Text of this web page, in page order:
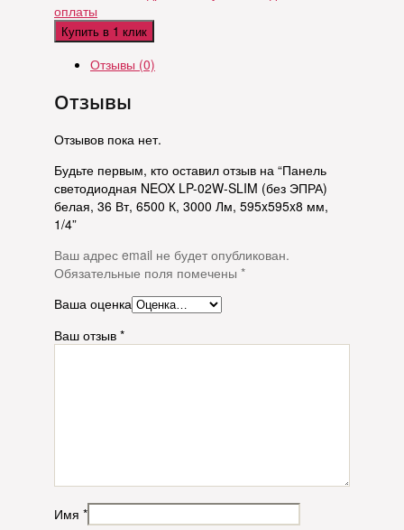
оплаты
Купить в 1 клик
Отзывы (0)
Отзывы
Отзывов пока нет.
Будьте первым, кто оставил отзыв на “Панель
светодиодная NEOX LP-02W-SLIM (без ЭПРА)
белая, 36 Вт, 6500 К, 3000 Лм, 595x595x8 мм,
1/4”
Ваш адрес email не будет опубликован.
Обязательные поля помечены *
Ваша оценка
Ваш отзыв *
Имя *